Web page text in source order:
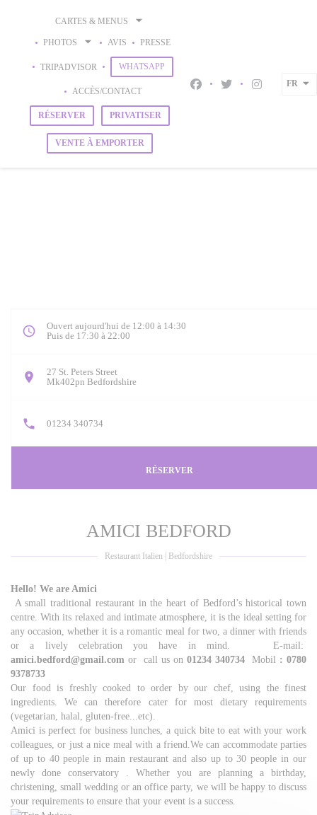
CARTES & MENUS
PHOTOS AVIS PRESSE
TRIPADVISOR((OUVRE UNE NOUVELLE FENÊTRE))
WHATSAPP((OUVRE UNE NOUVELLE FENÊTRE))
ACCÈS/CONTACT
RÉSERVER PRIVATISER
VENTE À EMPORTER
Facebook ((ouvre une
Twitter ((ouvre une
Instagram
FR
Ouvert aujourd'hui de 12:00 à 14:30
Puis de 17:30 à 22:00
27 St. Peters Street
Mk402pn Bedfordshire
01234 340734
RÉSERVER
AMICI BEDFORD
Restaurant Italien Bedfordshire
Hello! We are Amici
A small traditional restaurant in the heart of Bedford’s historical town
centre. With its relaxed and intimate atmosphere, it is the ideal setting for
any occasion, whether it is a romantic meal for two, a dinner with friends
or a lively celebration you have in mind. E-mail:
amici.bedford@gmail.com or call us on 01234 340734 Mobil : 0780
9378733
Our food is freshly cooked to order by our chef, using the finest
ingredients. We can therefore cater for most dietary requirements
(vegetarian, halal, gluten-free...etc).
Amici is perfect for business lunches, a quick bite to eat with your work
colleagues, or just a nice meal with a friend.We can accommodate parties
of up to 40 people in main restaurant and also up to 30 people in our
newly done conservatory . Whether you are planning a birthday,
christening, small wedding or an office party, we will be happy to discuss
your requirements to ensure that your event is a success.